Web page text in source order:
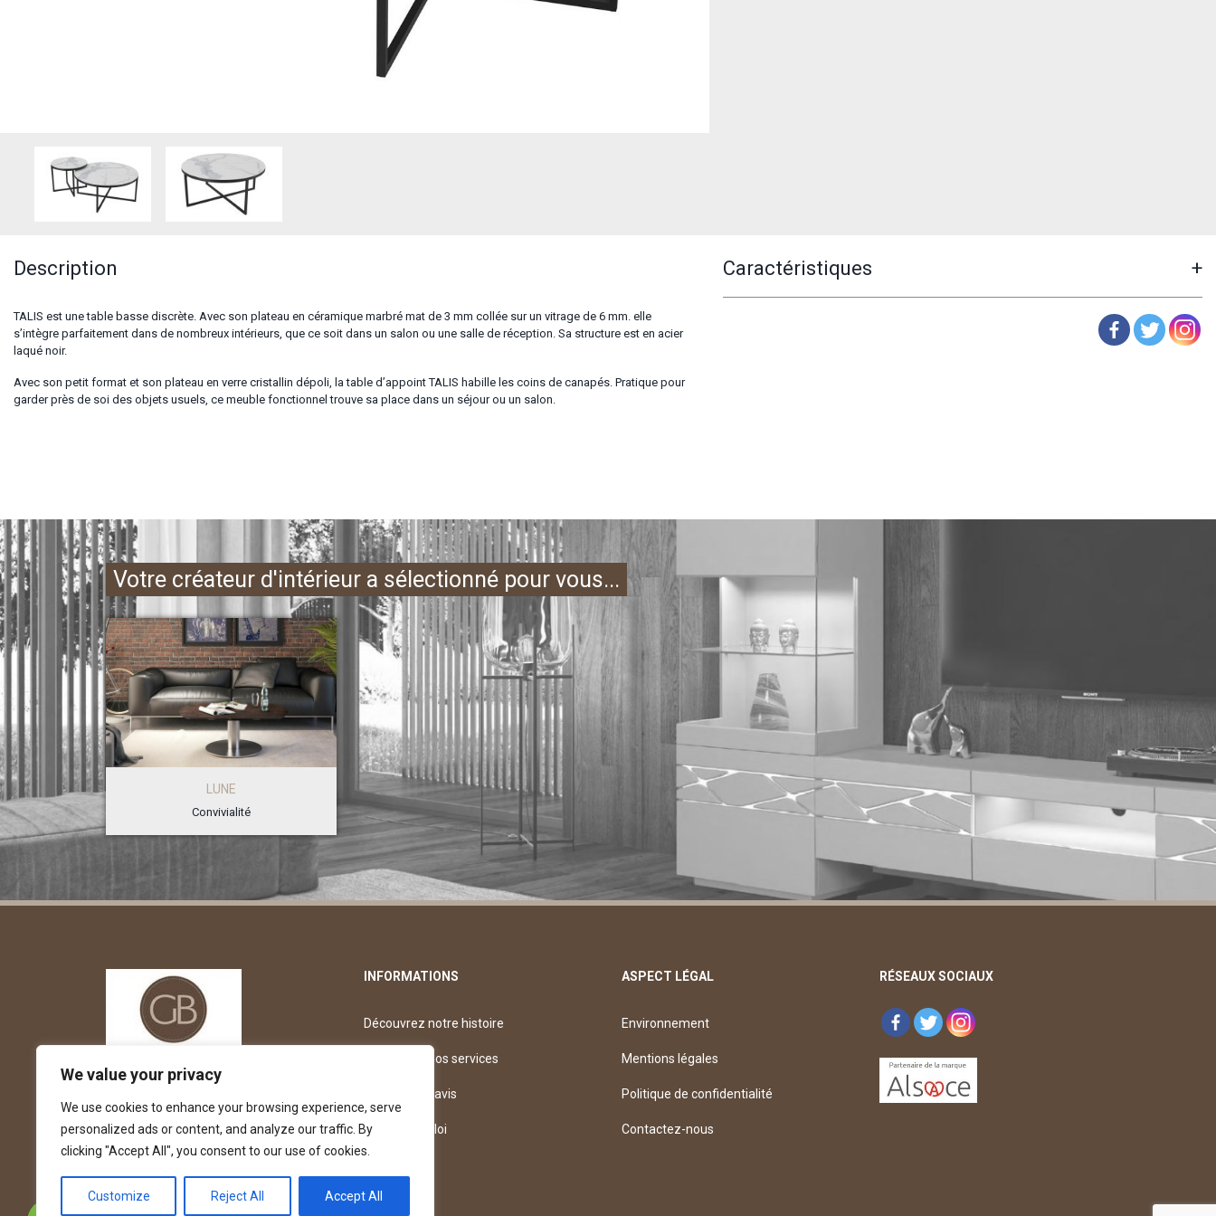
We value your privacy
We use cookies to enhance your browsing experience, serve
personalized ads or content, and analyze our traffic. By
clicking "Accept All", you consent to our use of cookies.
Customize Reject All Accept All
Description
TALIS est une table basse discrète. Avec son plateau en céramique marbré mat de 3 mm collée sur un vitrage de 6 mm. elle
s’intègre parfaitement dans de nombreux intérieurs, que ce soit dans un salon ou une salle de réception. Sa structure est en acier
laqué noir.
Avec son petit format et son plateau en verre cristallin dépoli, la table d’appoint TALIS habille les coins de canapés. Pratique pour
garder près de soi des objets usuels, ce meuble fonctionnel trouve sa place dans un séjour ou un salon.
Caractéristiques +
Votre créateur d'intérieur a sélectionné pour vous...
LUNE
Convivialité
INFORMATIONS
Découvrez notre histoire
Découvrez nos services
Déposez un avis
Offre d’emploi
ASPECT LÉGAL
Environnement
Mentions légales
Politique de confidentialité
Contactez-nous
RÉSEAUX SOCIAUX